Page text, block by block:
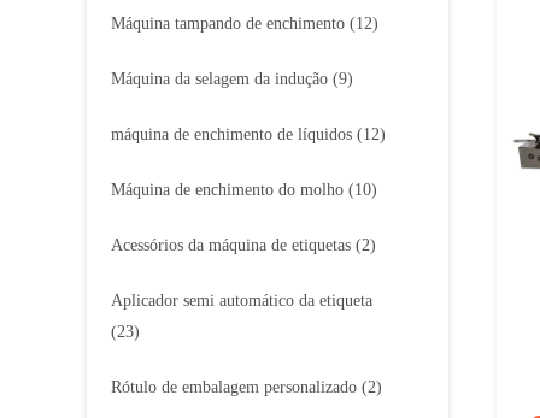
Máquina tampando de enchimento (12)
Máquina da selagem da indução (9)
máquina de enchimento de líquidos (12)
Máquina de enchimento do molho (10)
Acessórios da máquina de etiquetas (2)
Aplicador semi automático da etiqueta
(23)
Rótulo de embalagem personalizado (2)